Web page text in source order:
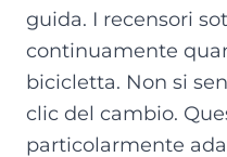
guida. I recensori
continuamente
bicicletta. Non si
clic del cambio.
particolarmente